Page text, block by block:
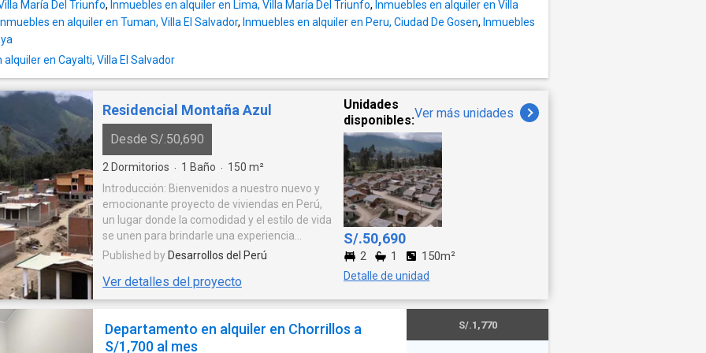
Ubicado en. *2do piso*. *Alquiler mensual: S/ 2,300*.
*Mantenimiento: S/ 250*. *Disponibilidad
*. 2 meses de garantía + 1 mes
adelantado.*Requisitos: *. Sustento de ingresos,
buenas referencias de alquileres anteriores y
excelente calificación en centrales de riesgo.
Máximo 3 personas*.*Luz, arbitrios y mantenimiento
María Del Triunfo, Inmuebles en alquiler en Lima, Villa María Del Triunfo, Inmuebles en alquiler en Villa
Inmuebles en alquiler en Tuman, Villa El Salvador, Inmuebles en alquiler en Peru, Ciudad De Gosen, Inmuebles
en Cayalti, Villa El Salvador
Residencial Montaña Azul
Desde S/.50,690
2 Dormitorios · 1 Baño · 150 m²
Introducción: Bienvenidos a nuestro nuevo y
emocionante proyecto de viviendas en Perú,
un lugar donde la comodidad y el estilo de vida
se unen para brindarle una experiencia
residencial excepcional. Diseñado por un
proyecto ofrece una combinación perfecta de
arquitectura moderna, comodidades de
hermoso país peruano. Ubicación: Este
proyecto se encuentra estratégicamente
Published by Desarrollos del Perú
Ver detalles del proyecto
Unidades
disponibles:Ver más unidades
S/.50,690
2 1 150m²
Detalle de unidad
Departamento en alquiler en Chorrillos a
S/1,700 al mes
S/.1,770